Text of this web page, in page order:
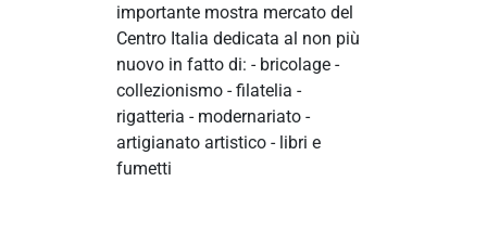
importante mostra mercato del
Centro Italia dedicata al non più
nuovo in fatto di: - bricolage -
collezionismo - filatelia -
rigatteria - modernariato -
artigianato artistico - libri e
fumetti